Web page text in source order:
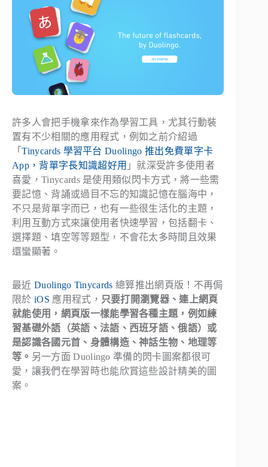
許多人會把手機拿來作為學習工具，尤其行動裝
置有不少相關的應用程式，例如之前介紹過
「Tinycards 學習平台 Duolingo 推出免費單字卡
App，背單字長知識超好用 」就深受許多使用者
喜愛，Tinycards 是使用類似閃卡方式，將一些需
要記憶、背誦或過目不忘的知識記憶在腦海中，
不只是背單字而已，也有一些很生活化的主題，
利用互動方式來讓使用者快速學習，包括翻卡、
選擇題、填空等等題型，不會花太多時間且效果
還蠻顯著。
最近 Duolingo Tinycards 總算推出網頁版！不再侷
限於 iOS 應用程式， 只要打開瀏覽器、連上網頁
就能使用，網頁版一樣能學習各種主題，例如練
習基礎外語（英語、法語、西班牙語、俄語）或
是認識各國元首、身體構造、神話生物、地理等
等。 另一方面 Duolingo 準備的閃卡圖案都很可
愛，讓我們在學習時也能欣賞這些設計精美的圖
案。